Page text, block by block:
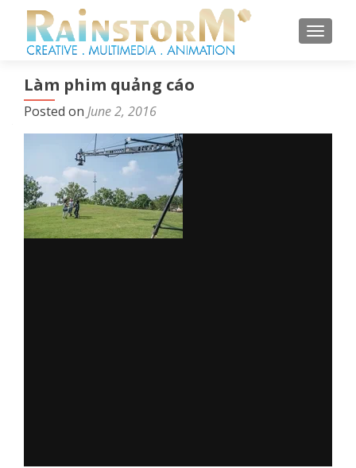
Làm phim quảng cáo
Posted on June 2, 2016